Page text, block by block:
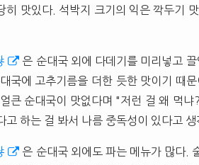
히 맛있다. 석박지 크기의 익은 깍두기
은 순대국 외에 다데기를 미리넣고
국에 고추기름을 더한 듯한 맛이기 때
큰 순대국이 맛없다며 "저런 걸 왜 먹
고 하는 걸 봐서 나름 중독성이 있다고
은 순대국 외에도 파는 메뉴가 많다.